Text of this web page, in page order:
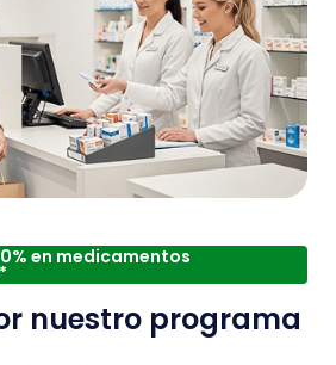
en medicamentos
nuestro programa